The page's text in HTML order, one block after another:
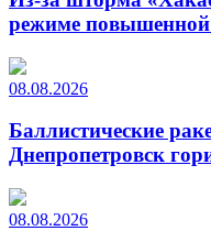
режиме повышенной
08.08.2026
Баллистические
Днепропетровск
08.08.2026